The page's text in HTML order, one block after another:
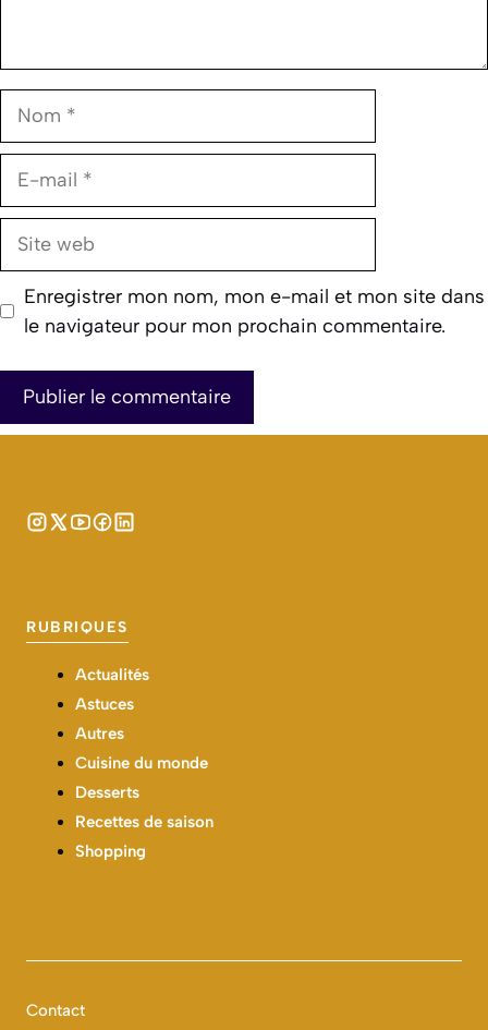
Nom
E-
Site
Enregistrer mon nom, mon e-mail et mon site dans
le navigateur pour mon prochain commentaire.
RUBRIQUES
Actualités
Astuces
Autres
Cuisine du monde
Desserts
Recettes de saison
Shopping
Contact